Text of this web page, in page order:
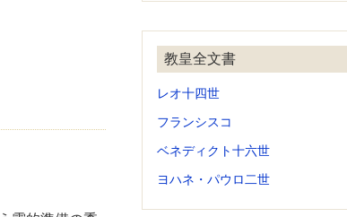
教皇全文書
レオ十四世
フランシスコ
ベネディクト十六世
ヨハネ・パウロ二世